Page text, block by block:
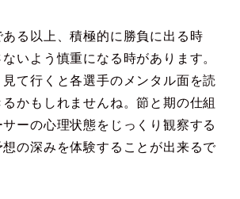
る以上、積極的に勝負に出る時
いよう慎重になる時があります。
て行くと各選手のメンタル面を読
かもしれませんね。節と期の仕組
ーの心理状態をじっくり観察する
の深みを体験することが出来るで